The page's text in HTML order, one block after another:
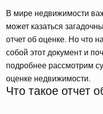
В мире недвижимости
может казаться
отчет об оценке. Но что
собой этот документ и
подробнее рассмотрим
Что такое отчет